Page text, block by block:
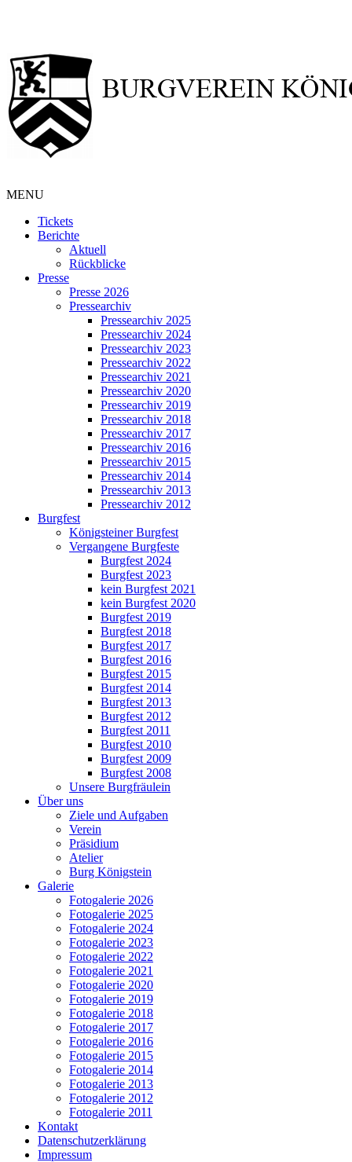
MENU
Tickets
Berichte
Aktuell
Rückblicke
Presse
Presse 2026
Pressearchiv
Pressearchiv 2025
Pressearchiv 2024
Pressearchiv 2023
Pressearchiv 2022
Pressearchiv 2021
Pressearchiv 2020
Pressearchiv 2019
Pressearchiv 2018
Pressearchiv 2017
Pressearchiv 2016
Pressearchiv 2015
Pressearchiv 2014
Pressearchiv 2013
Pressearchiv 2012
Burgfest
Königsteiner Burgfest
Vergangene Burgfeste
Burgfest 2024
Burgfest 2023
kein Burgfest 2021
kein Burgfest 2020
Burgfest 2019
Burgfest 2018
Burgfest 2017
Burgfest 2016
Burgfest 2015
Burgfest 2014
Burgfest 2013
Burgfest 2012
Burgfest 2011
Burgfest 2010
Burgfest 2009
Burgfest 2008
Unsere Burgfräulein
Über uns
Ziele und Aufgaben
Verein
Präsidium
Atelier
Burg Königstein
Galerie
Fotogalerie 2026
Fotogalerie 2025
Fotogalerie 2024
Fotogalerie 2023
Fotogalerie 2022
Fotogalerie 2021
Fotogalerie 2020
Fotogalerie 2019
Fotogalerie 2018
Fotogalerie 2017
Fotogalerie 2016
Fotogalerie 2015
Fotogalerie 2014
Fotogalerie 2013
Fotogalerie 2012
Fotogalerie 2011
Kontakt
Datenschutzerklärung
Impressum